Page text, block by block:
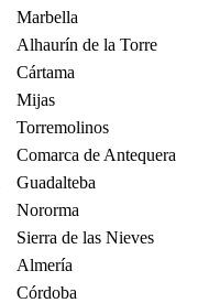
Marbella
Alhaurín de la Torre
Cártama
Mijas
Torremolinos
Comarca de Antequera
Guadalteba
Nororma
Sierra de las Nieves
Almería
Córdoba